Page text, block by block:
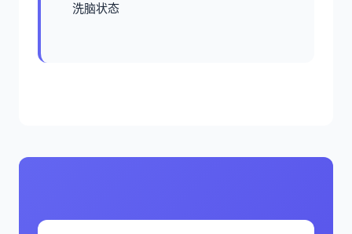
洗脑状态